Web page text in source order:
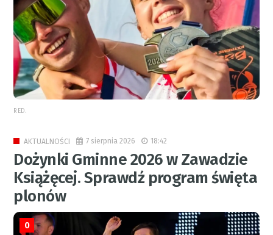
RED.
AKTUALNOŚCI 7 sierpnia 2026 18:42
Dożynki Gminne 2026 w Zawadzie
Książęcej. Sprawdź program święta
plonów
0